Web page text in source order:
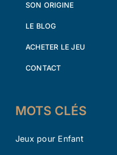
SON ORIGINE
LE BLOG
ACHETER LE JEU
CONTACT
MOTS CLÉS
Jeux pour Enfant